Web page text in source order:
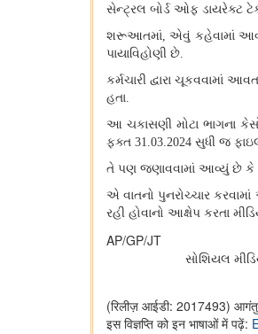
સેન્ટ્રલ બોર્ડ ઓફ ડાયરેક્ટ
શરૂઆતમાં, એવું કહેવામાં
પાયાવિહોણી છે.
કર્મચારી દ્વારા ચૂકવવામાં
હતા.
આ ચકાસણી મોટા ભાગના
ફક્ત 31.03.2024 સુધી જ
તે પણ જણાવવામાં આવ્યું છે કે
એ વાતનો પુનરોચ્ચાર
રહી હોવાનો આક્ષેપ કરતા
AP/GP/JT
સોશિયલ
(रिलीज़ आईडी: 2017493)
इस विज्ञप्ति को इन भाषाओं में पढ़ें: